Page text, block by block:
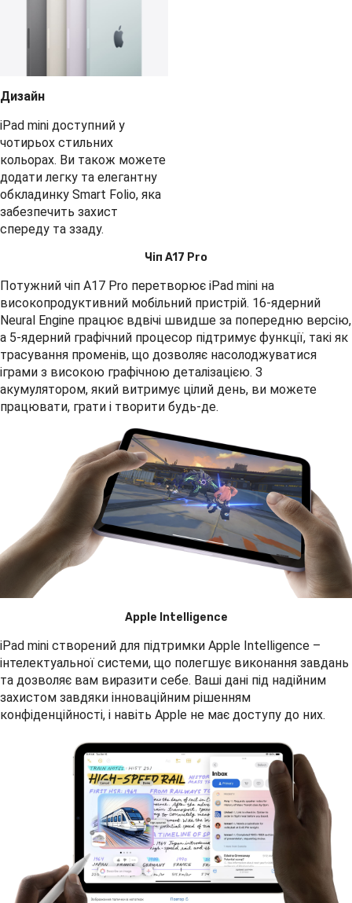
Дизайн
iPad mini доступний у
чотирьох стильних
кольорах. Ви також можете
додати легку та елегантну
обкладинку Smart Folio, яка
забезпечить захист
спереду та ззаду.
Чіп A17 Pro
Потужний чіп A17 Pro перетворює iPad mini на
високопродуктивний мобільний пристрій. 16-ядерний
Neural Engine працює вдвічі швидше за попередню версію,
а 5-ядерний графічний процесор підтримує функції, такі як
трасування променів, що дозволяє насолоджуватися
іграми з високою графічною деталізацією. З
акумулятором, який витримує цілий день, ви можете
працювати, грати і творити будь-де.
Apple Intelligence
iPad mini створений для підтримки Apple Intelligence –
інтелектуальної системи, що полегшує виконання завдань
та дозволяє вам виразити себе. Ваші дані під надійним
захистом завдяки інноваційним рішенням
конфіденційності, і навіть Apple не має доступу до них.